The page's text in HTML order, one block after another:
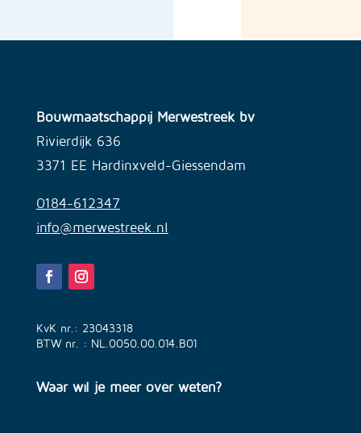
Bouwmaatschappij Merwestreek bv
Rivierdijk 636
3371 EE Hardinxveld-Giessendam
0184-612347
info@merwestreek.nl
KvK nr.: 23043318
BTW nr. : NL.0050.00.014.B01
Waar wil je meer over weten?